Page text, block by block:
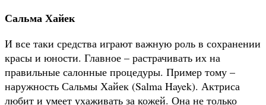
Сальма Хайек
И все таки средства играют важную роль в сохранении
красы и юности. Главное – растрачивать их на
правильные салонные процедуры. Пример тому –
наружность Сальмы Хайек (Salma Hayek). Актриса
любит и умеет ухаживать за кожей. Она не только